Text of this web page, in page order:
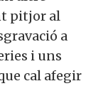
pitjor al
a
i uns
cal afegir